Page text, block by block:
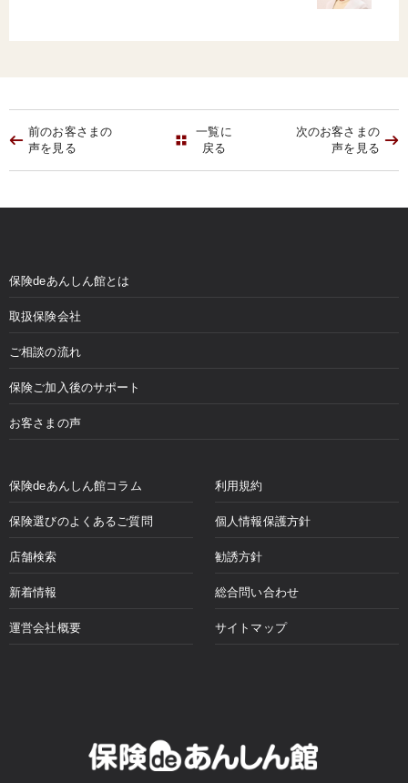
前のお客さまの
声を見る
一覧に
戻る
次のお客さまの
声を見る
保険deあんしん館とは
取扱保険会社
ご相談の流れ
保険ご加入後のサポート
お客さまの声
保険deあんしん館コラム
保険選びのよくあるご質問
店舗検索
新着情報
運営会社概要
利用規約
個人情報保護方針
勧誘方針
総合問い合わせ
サイトマップ